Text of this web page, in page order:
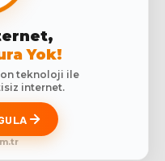
Yok!
teknoloji ile
internet.